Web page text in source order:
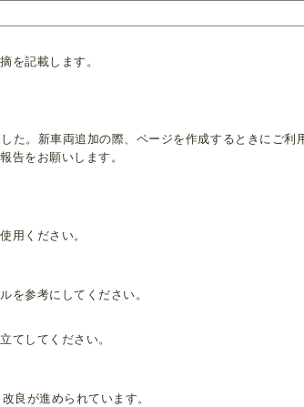
を記載します。
。新車両追加の際、ページを作成するときにご利
告をお願いします。
用ください。
を参考にしてください。
てしてください。
良が進められています。